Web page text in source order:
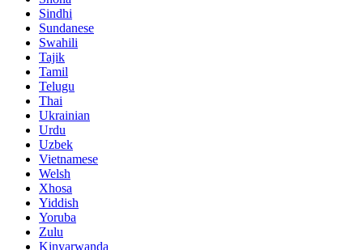
Sindhi
Sundanese
Swahili
Tajik
Tamil
Telugu
Thai
Ukrainian
Urdu
Uzbek
Vietnamese
Welsh
Xhosa
Yiddish
Yoruba
Zulu
Kinyarwanda